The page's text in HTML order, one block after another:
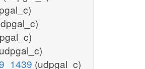
(udpgal_c)